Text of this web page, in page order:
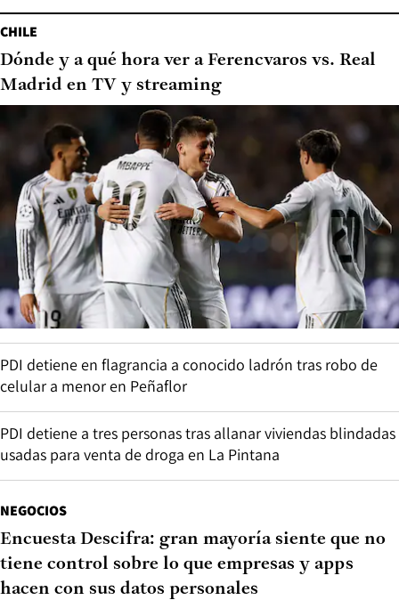
CHILE
Dónde y a qué hora ver a Ferencvaros vs. Real
Madrid en TV y streaming
PDI detiene en flagrancia a conocido ladrón tras robo de
celular a menor en Peñaflor
PDI detiene a tres personas tras allanar viviendas blindadas
usadas para venta de droga en La Pintana
NEGOCIOS
Encuesta Descifra: gran mayoría siente que no
tiene control sobre lo que empresas y apps
hacen con sus datos personales